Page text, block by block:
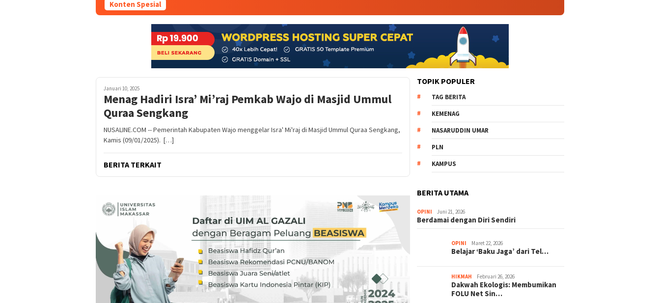
Konten Spesial
Januari 10, 2025
Menag Hadiri Isra’ Mi’raj Pemkab Wajo di Masjid Ummul
Quraa Sengkang
NUSALINE.COM -- Pemerintah Kabupaten Wajo menggelar Isra' Mi'raj di Masjid Ummul Quraa Sengkang,
Kamis (09/01/2025). […]
BERITA TERKAIT
TOPIK POPULER
TAG BERITA
KEMENAG
NASARUDDIN UMAR
PLN
KAMPUS
BERITA UTAMA
OPINI Juni 21, 2026
Berdamai dengan Diri Sendiri
OPINI Maret 22, 2026
Belajar ‘Baku Jaga’ dari Tel…
HIKMAH Februari 26, 2026
Dakwah Ekologis: Membumikan
FOLU Net Sin…